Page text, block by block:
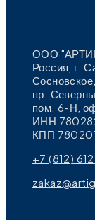
ООО
Россия, г.
Сосновское,
пр.
пом. 6-Н,
ИНН
КПП
+7 (812)